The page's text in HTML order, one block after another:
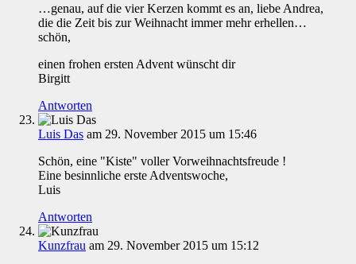
…genau, auf die vier Kerzen kommt es an, liebe Andrea,
die die Zeit bis zur Weihnacht immer mehr erhellen…
schön,
einen frohen ersten Advent wünscht dir
Birgitt
Antworten
Luis Das am 29. November 2015 um 15:46
Schön, eine "Kiste" voller Vorweihnachtsfreude !
Eine besinnliche erste Adventswoche,
Luis
Antworten
Kunzfrau am 29. November 2015 um 15:12